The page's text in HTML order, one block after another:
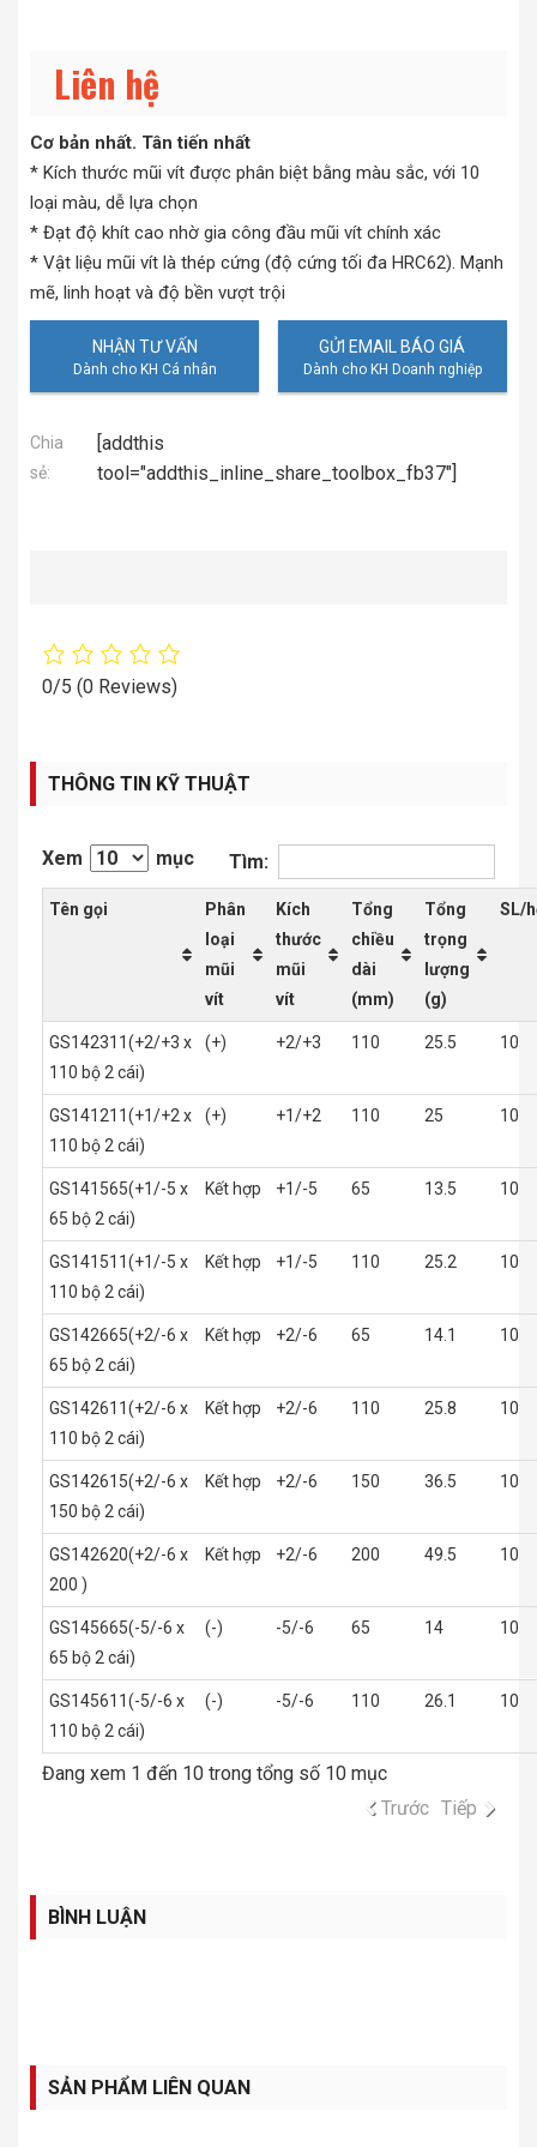
Liên hệ
Cơ bản nhất. Tân tiến nhất
* Kích thước mũi vít được phân biệt bằng màu sắc, với 10
loại màu, dễ lựa chọn
* Đạt độ khít cao nhờ gia công đầu mũi vít chính xác
* Vật liệu mũi vít là thép cứng (độ cứng tối đa HRC62). Mạnh
mẽ, linh hoạt và độ bền vượt trội
NHẬN TƯ VẤN GỬI EMAIL BÁO GIÁ
Chia
sẻ:
[addthis
tool="addthis_inline_share_toolbox_fb37"]
0/5 (0 Reviews)
THÔNG TIN KỸ THUẬT
Xem mục Tìm:
Tên gọi
Phân
loại
mũi
vít
Kích
thước
mũi
vít
Tổng
chiều
dài
(mm)
Tổng
trọng
lượng
(g)
SL/
GS142311(+2/+3 x
110 bộ 2 cái)
(+) +2/+3 110 25.5 10
GS141211(+1/+2 x
110 bộ 2 cái)
(+) +1/+2 110 25 10
GS141565(+1/-5 x
65 bộ 2 cái)
Kết hợp +1/-5 65 13.5 10
GS141511(+1/-5 x
110 bộ 2 cái)
Kết hợp +1/-5 110 25.2 10
GS142665(+2/-6 x
65 bộ 2 cái)
Kết hợp +2/-6 65 14.1 10
GS142611(+2/-6 x
110 bộ 2 cái)
Kết hợp +2/-6 110 25.8 10
GS142615(+2/-6 x
150 bộ 2 cái)
Kết hợp +2/-6 150 36.5 10
GS142620(+2/-6 x
200 )
Kết hợp +2/-6 200 49.5 10
GS145665(-5/-6 x
65 bộ 2 cái)
(-) -5/-6 65 14 10
GS145611(-5/-6 x
110 bộ 2 cái)
(-) -5/-6 110 26.1 10
Đang xem 1 đến 10 trong tổng số 10 mục
Trước Tiếp
BÌNH LUẬN
SẢN PHẨM LIÊN QUAN